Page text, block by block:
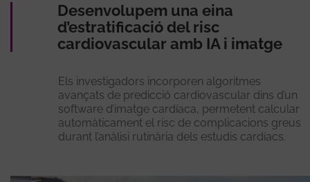
Desenvolupem una eina
d’estratificació del risc
cardiovascular amb IA i imatge
Els investigadors incorporen algoritmes
avançats de predicció cardiovascular dins d’un
software d’imatge cardíaca, permetent calcular
automàticament el risc de complicacions greus
durant l’anàlisi rutinària dels estudis cardíacs.